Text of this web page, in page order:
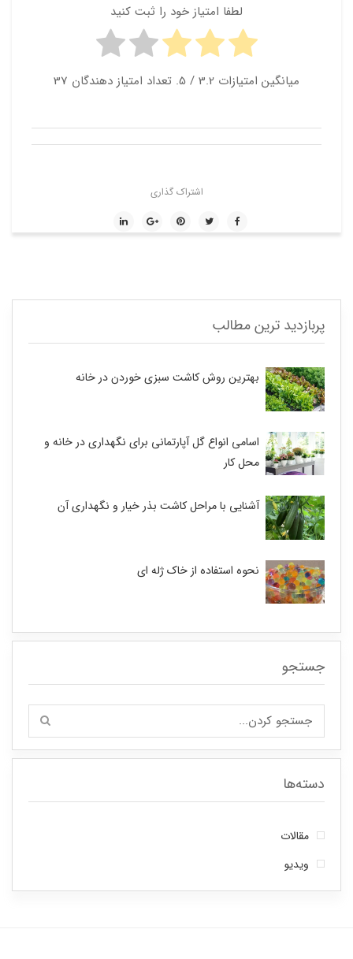
لطفا امتیاز خود را ثبت کنید
میانگین امتیازات 3.2 / 5. تعداد امتیاز دهندگان 37
اشتراک گذاری
پربازدید ترین مطالب
بهترین روش کاشت سبزی خوردن در خانه
اسامی انواع گل آپارتمانی برای نگهداری در خانه و
محل کار
آشنایی با مراحل کاشت بذر خیار و نگهداری آن
نحوه استفاده از خاک ژله ای
جستجو
دسته‌ها
مقالات
ویدیو